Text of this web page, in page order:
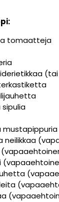
tomaatteja
neilikkaa